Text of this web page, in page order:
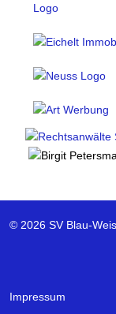
© 2026 SV Blau-
Impressum